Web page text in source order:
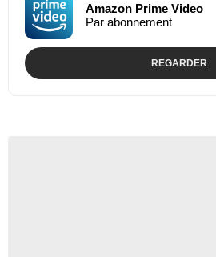
Amazon Prime Video
Par abonnement
REGARDER